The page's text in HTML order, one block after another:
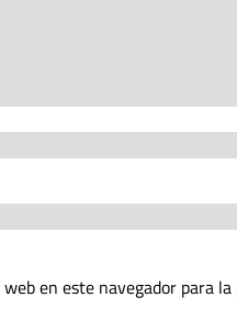
en este navegador para